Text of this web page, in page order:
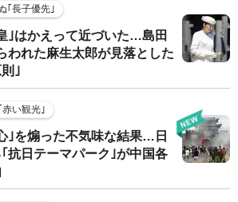
｢長子優先｣
｣はかえって近づいた…島田
われた麻生太郎が見落とした
｣
い観光｣
｣を煽った不気味な結果…日
抗日テーマパーク｣が中国各